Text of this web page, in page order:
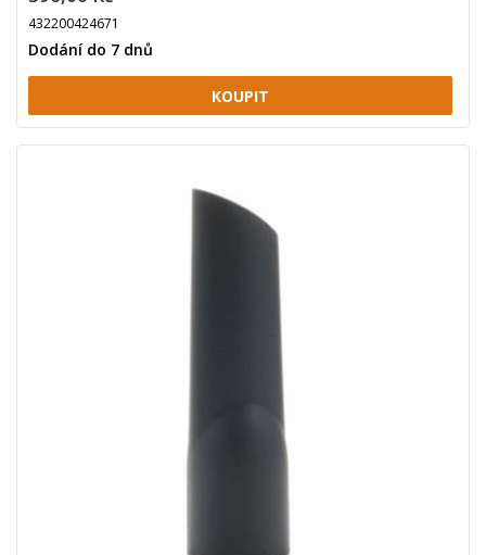
432200424671
Dodání do 7 dnů